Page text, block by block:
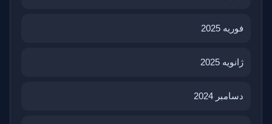
فوریه 2025
ژانویه 2025
دسامبر 2024